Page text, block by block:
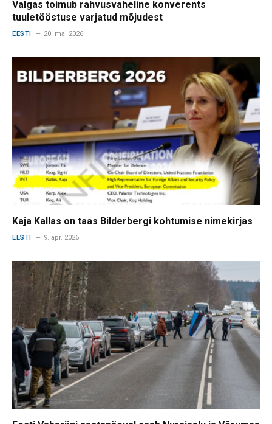
Valgas toimub rahvusvaheline konverents
tuuletööstuse varjatud mõjudest
EESTI 20. mai 2026
Kaja Kallas on taas Bilderbergi kohtumise nimekirjas
EESTI 9. apr. 2026